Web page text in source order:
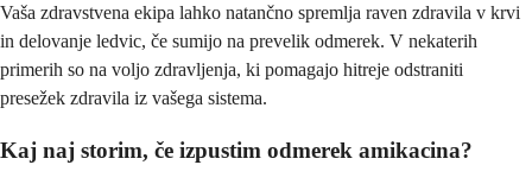
Vaša zdravstvena ekipa lahko natančno spremlja raven zdravila v krvi
in delovanje ledvic, če sumijo na prevelik odmerek. V nekaterih
primerih so na voljo zdravljenja, ki pomagajo hitreje odstraniti
presežek zdravila iz vašega sistema.
Kaj naj storim, če izpustim odmerek amikacina?